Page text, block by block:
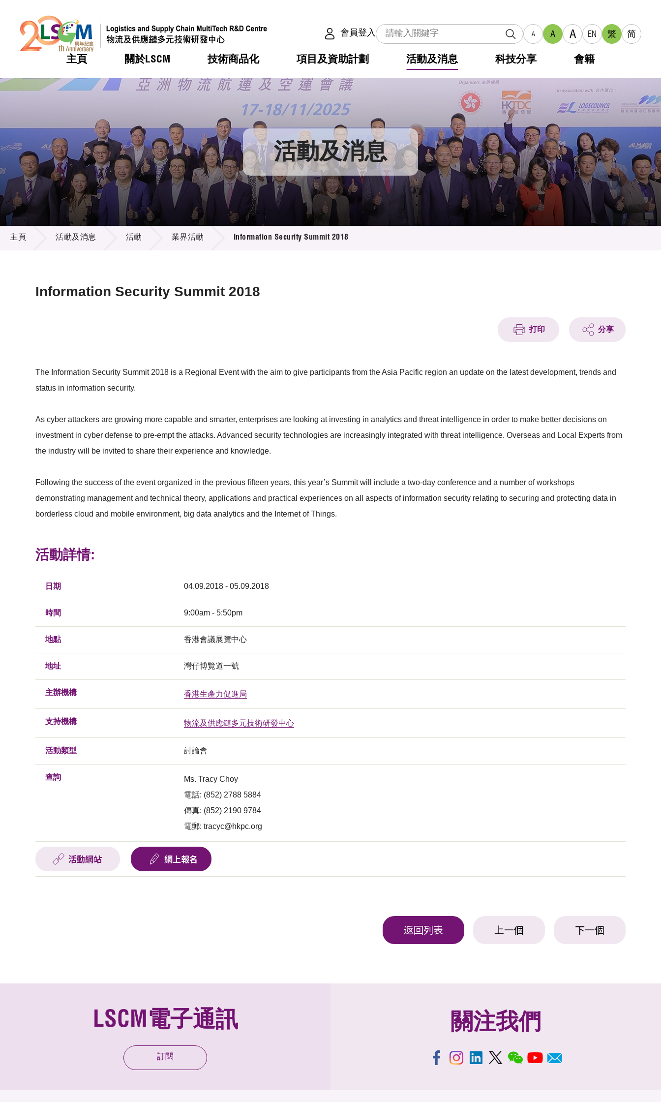
會員登入 A A A EN 繁 简
主頁 關於LSCM
熱門 機構簡介
組織架構
組織架構
董事局
研究顧問
招標通告
技術商品化
熱門 服務
可獲授權之技術
應用於公共服務之創新技術
重點項目
項目及資助計劃
熱門 合作計劃
資助計劃
資助計劃
稅務優惠
申請
評審
徵求研發項目計劃書
項目資料庫
活動及消息
熱門 活動
獎項
新聞中心
媒體報導
新聞稿
資訊中心
多媒體
出版刊物
科技分享 會籍
熱門 會籍及服務
會員列表
會員登入 活動及消息
活動及消息
主頁 活動及消息 活動 業界活動 Information Security Summit 2018
Information Security Summit 2018
打印 分享
The Information Security Summit 2018 is a Regional Event with the aim to give participants from the Asia Pacific region an update on the latest development, trends and
status in information security.
As cyber attackers are growing more capable and smarter, enterprises are looking at investing in analytics and threat intelligence in order to make better decisions on
investment in cyber defense to pre-empt the attacks. Advanced security technologies are increasingly integrated with threat intelligence. Overseas and Local Experts from
the industry will be invited to share their experience and knowledge.
Following the success of the event organized in the previous fifteen years, this year’s Summit will include a two-day conference and a number of workshops
demonstrating management and technical theory, applications and practical experiences on all aspects of information security relating to securing and protecting data in
borderless cloud and mobile environment, big data analytics and the Internet of Things.
活動詳情:
日期 04.09.2018 - 05.09.2018
時間 9:00am - 5:50pm
地點 香港會議展覽中心
地址 灣仔博覽道一號
主辦機構 香港生產力促進局
支持機構 物流及供應鏈多元技術研發中心
活動類型 討論會
查詢
Ms. Tracy Choy
電話: (852) 2788 5884
傳真: (852) 2190 9784
電郵: tracyc@hkpc.org
活動網站 網上報名
返回列表 上一個 下一個
LSCM電子通訊
訂閱
關注我們